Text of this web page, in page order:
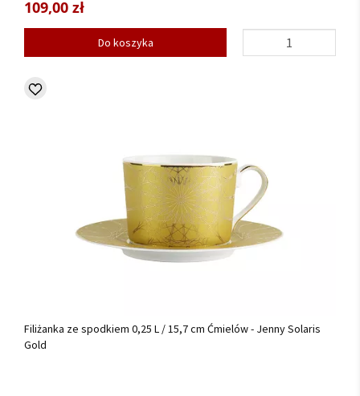
109,00 zł
Do koszyka
Filiżanka ze spodkiem 0,25 L / 15,7 cm Ćmielów - Jenny Solaris
Gold